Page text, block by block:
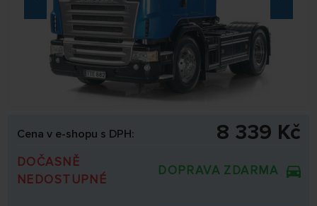
Cena v e-shopu s DPH: 8 339 Kč
DOČASNĚ
NEDOSTUPNÉ
DOPRAVA ZDARMA